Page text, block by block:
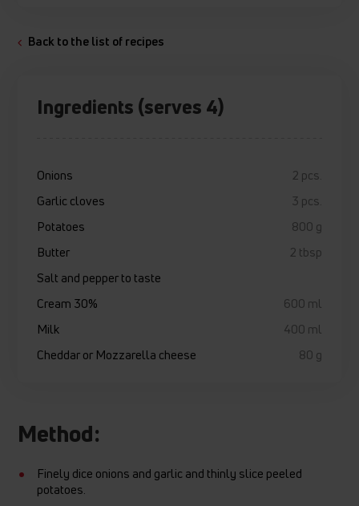
Back to the list of recipes
Ingredients (serves 4)
Onions
2 pcs.
Garlic cloves
3 pcs.
Potatoes
800 g
Butter
2 tbsp
Salt and pepper to taste
Cream 30%
600 ml
Milk
400 ml
Cheddar or Mozzarella cheese
80 g
Method:
Finely dice onions and garlic and thinly slice peeled
potatoes.